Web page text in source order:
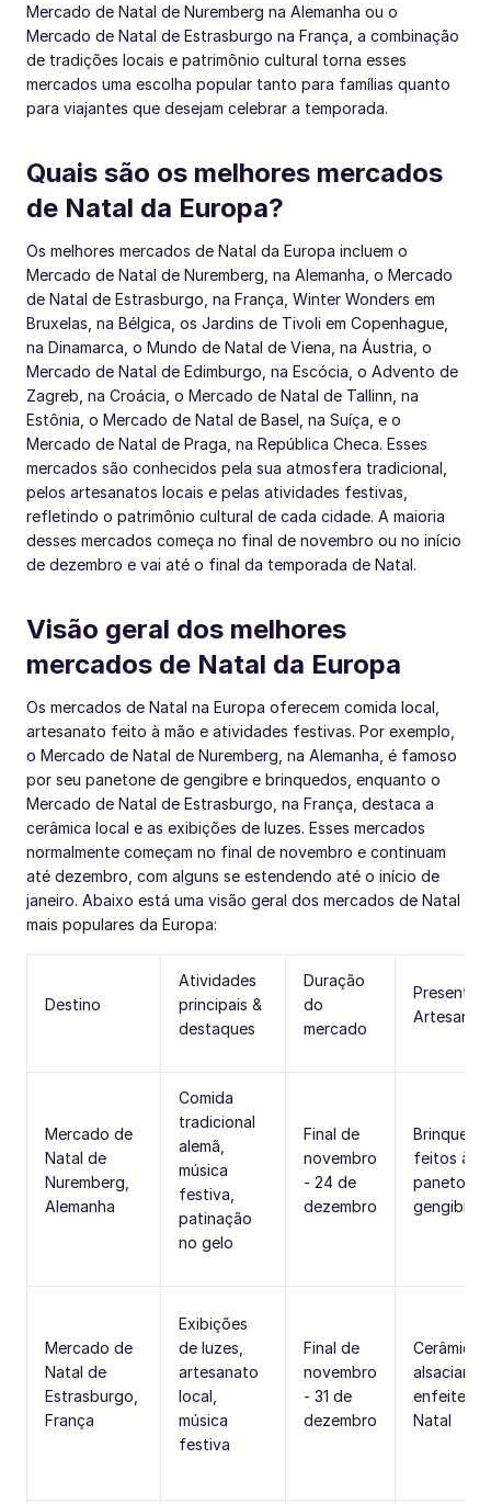
Mercado de Natal de Nuremberg na Alemanha ou o
Mercado de Natal de Estrasburgo na França, a combinação
de tradições locais e patrimônio cultural torna esses
mercados uma escolha popular tanto para famílias quanto
para viajantes que desejam celebrar a temporada.
Quais são os melhores mercados
de Natal da Europa?
Os melhores mercados de Natal da Europa incluem o
Mercado de Natal de Nuremberg, na Alemanha, o Mercado
de Natal de Estrasburgo, na França, Winter Wonders em
Bruxelas, na Bélgica, os Jardins de Tivoli em Copenhague,
na Dinamarca, o Mundo de Natal de Viena, na Áustria, o
Mercado de Natal de Edimburgo, na Escócia, o Advento de
Zagreb, na Croácia, o Mercado de Natal de Tallinn, na
Estônia, o Mercado de Natal de Basel, na Suíça, e o
Mercado de Natal de Praga, na República Checa. Esses
mercados são conhecidos pela sua atmosfera tradicional,
pelos artesanatos locais e pelas atividades festivas,
refletindo o patrimônio cultural de cada cidade. A maioria
desses mercados começa no final de novembro ou no início
de dezembro e vai até o final da temporada de Natal.
Visão geral dos melhores
mercados de Natal da Europa
Os mercados de Natal na Europa oferecem comida local,
artesanato feito à mão e atividades festivas. Por exemplo,
o Mercado de Natal de Nuremberg, na Alemanha, é famoso
por seu panetone de gengibre e brinquedos, enquanto o
Mercado de Natal de Estrasburgo, na França, destaca a
cerâmica local e as exibições de luzes. Esses mercados
normalmente começam no final de novembro e continuam
até dezembro, com alguns se estendendo até o início de
janeiro. Abaixo está uma visão geral dos mercados de Natal
mais populares da Europa:
Destino
Atividades
principais &
destaques
Duração
do
mercado
Presentes
Mercado de
Natal de
Nuremberg,
Alemanha
Comida
tradicional
alemã,
música
festiva,
patinação
no gelo
Final de
novembro
- 24 de
dezembro
feitos à
panetone
gengibre
Mercado de
Natal de
Estrasburgo,
França
Exibições
de luzes,
artesanato
local,
música
festiva
Final de
novembro
- 31 de
dezembro
Cerâmica
alsaciana,
enfeites
Natal